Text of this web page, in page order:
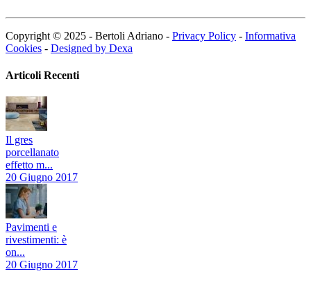
Copyright © 2025 - Bertoli Adriano - Privacy Policy - Informativa
Cookies - Designed by Dexa
Articoli Recenti
Il gres
porcellanato
effetto m...
20 Giugno 2017
Pavimenti e
rivestimenti: è
on...
20 Giugno 2017